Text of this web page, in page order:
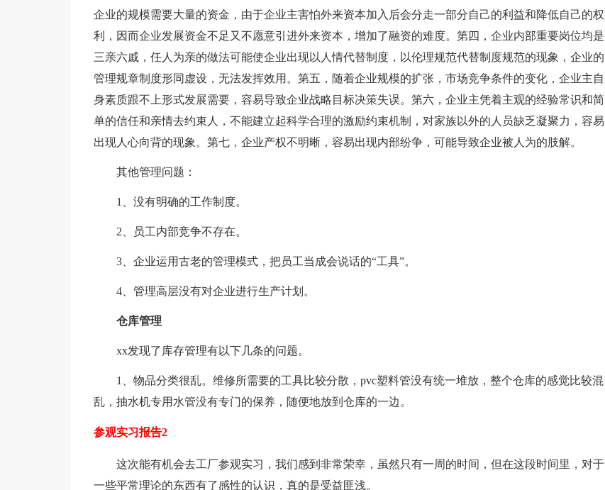
企业的规模需要大量的资金，由于企业主害怕外来资本加入后会分走一部分自己的利益和降低自己的权
利，因而企业发展资金不足又不愿意引进外来资本，增加了融资的难度。第四，企业内部重要岗位均是
三亲六戚，任人为亲的做法可能使企业出现以人情代替制度，以伦理规范代替制度规范的现象，企业的
管理规章制度形同虚设，无法发挥效用。第五，随着企业规模的扩张，市场竞争条件的变化，企业主自
身素质跟不上形式发展需要，容易导致企业战略目标决策失误。第六，企业主凭着主观的经验常识和简
单的信任和亲情去约束人，不能建立起科学合理的激励约束机制，对家族以外的人员缺乏凝聚力，容易
出现人心向背的现象。第七，企业产权不明晰，容易出现内部纷争，可能导致企业被人为的肢解。
其他管理问题：
1、没有明确的工作制度。
2、员工内部竞争不存在。
3、企业运用古老的管理模式，把员工当成会说话的“工具”。
4、管理高层没有对企业进行生产计划。
仓库管理
xx发现了库存管理有以下几条的问题。
1、物品分类很乱。维修所需要的工具比较分散，pvc塑料管没有统一堆放，整个仓库的感觉比较混
乱，抽水机专用水管没有专门的保养，随便地放到仓库的一边。
参观实习报告2
这次能有机会去工厂参观实习，我们感到非常荣幸，虽然只有一周的时间，但在这段时间里，对于
一些平常理论的东西有了感性的认识，真的是受益匪浅。